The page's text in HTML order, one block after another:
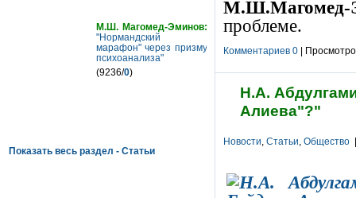
М.Ш.Магомед-
проблеме.
Комментариев 0 |
Н.А.
Алиева"?"
Новости, Статьи, Общество
М.Ш. Магомед-Эминов:
"Нормандский
марафон" через призму
психоанализа"
(9236/0)
Показать весь раздел - Статьи